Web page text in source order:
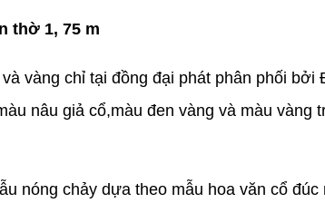
thờ 1, 75 m
vàng chỉ tại đồng đại phát phân phối bởi
nâu giả cổ,màu đen vàng và màu vàng
nóng chảy dựa theo mẫu hoa văn cổ đúc